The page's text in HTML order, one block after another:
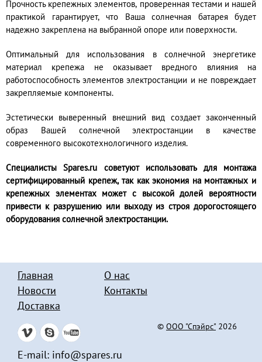
Прочность крепежных элементов, проверенная тестами и нашей
практикой гарантирует, что Ваша солнечная батарея будет
надежно закреплена на выбранной опоре или поверхности.
Оптимальный для использования в солнечной энергетике
материал крепежа не оказывает вредного влияния на
работоспособность элементов электростанции и не повреждает
закрепляемые компоненты.
Эстетически выверенный внешний вид создает законченный
образ Вашей солнечной электростанции в качестве
современного высокотехнологичного изделия.
Специалисты Spares.ru советуют использовать для монтажа
сертифицированный крепеж, так как экономия на монтажных и
крепежных элементах может с высокой долей вероятности
привести к разрушению или выходу из строя дорогостоящего
оборудования солнечной электростанции.
Главная
Новости
Доставка
О нас
Контакты
E-mail: info@spares.ru
© ООО "Спэйрс" 2026